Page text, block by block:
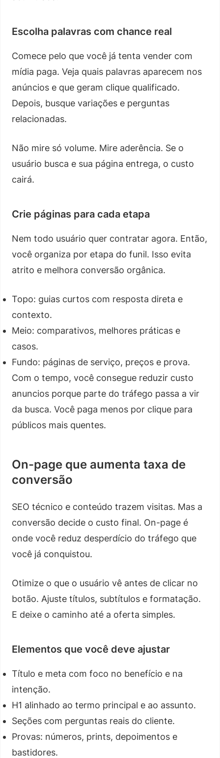
Escolha palavras com chance real
Comece pelo que você já tenta vender com
mídia paga. Veja quais palavras aparecem nos
anúncios e que geram clique qualificado.
Depois, busque variações e perguntas
relacionadas.
Não mire só volume. Mire aderência. Se o
usuário busca e sua página entrega, o custo
cairá.
Crie páginas para cada etapa
Nem todo usuário quer contratar agora. Então,
você organiza por etapa do funil. Isso evita
atrito e melhora conversão orgânica.
Topo: guias curtos com resposta direta e
contexto.
Meio: comparativos, melhores práticas e
casos.
Fundo: páginas de serviço, preços e prova.
Com o tempo, você consegue reduzir custo
anuncios porque parte do tráfego passa a vir
da busca. Você paga menos por clique para
públicos mais quentes.
On-page que aumenta taxa de
conversão
SEO técnico e conteúdo trazem visitas. Mas a
conversão decide o custo final. On-page é
onde você reduz desperdício do tráfego que
você já conquistou.
Otimize o que o usuário vê antes de clicar no
botão. Ajuste títulos, subtítulos e formatação.
E deixe o caminho até a oferta simples.
Elementos que você deve ajustar
Título e meta com foco no benefício e na
intenção.
H1 alinhado ao termo principal e ao assunto.
Seções com perguntas reais do cliente.
Provas: números, prints, depoimentos e
bastidores.